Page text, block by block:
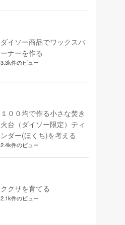
ダイソー商品でワックスバ
ーナーを作る
3.3k件のビュー
１００均で作る小さな焚き
火台（ダイソー限定）ティ
ンダー(ほくち)を考える
2.4k件のビュー
ククサを育てる
2.1k件のビュー